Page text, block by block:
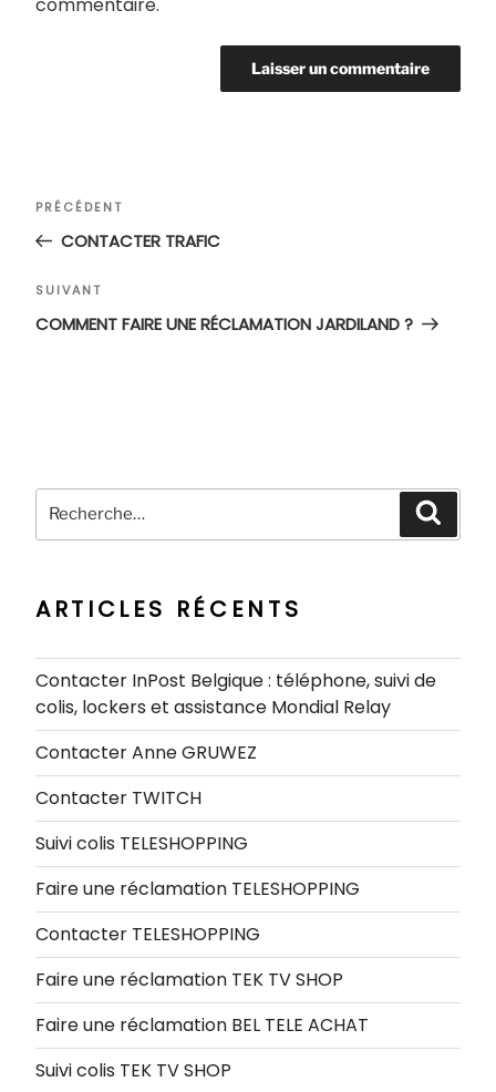
Navigation
l’article
Article
précédent
PRÉCÉDENT
CONTACTER TRAFIC
Article
suivant
SUIVANT
COMMENT FAIRE UNE RÉCLAMATION JARDILAND ?
Recherche
pour
ARTICLES RÉCENTS
Contacter InPost Belgique : téléphone, suivi de
colis, lockers et assistance Mondial Relay
Contacter Anne GRUWEZ
Contacter TWITCH
Suivi colis TELESHOPPING
Faire une réclamation TELESHOPPING
Contacter TELESHOPPING
Faire une réclamation TEK TV SHOP
Faire une réclamation BEL TELE ACHAT
Suivi colis TEK TV SHOP